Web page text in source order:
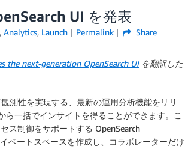
UI を発表
Analytics, Launch Permalink Share
the next-generation OpenSearch UIを翻訳した
測性を実現する、最新の運用分析機能をリリ
一括でインサイトを得ることができます。こ
ス制御をサポートする OpenSearch
ベートスペースを作成し、コラボレーターだけ